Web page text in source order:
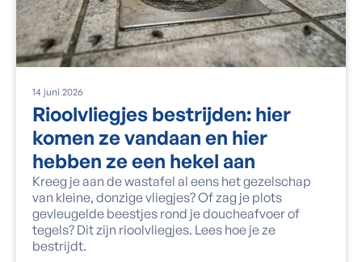
14 juni 2026
Rioolvliegjes bestrijden: hier
komen ze vandaan en hier
hebben ze een hekel aan
Kreeg je aan de wastafel al eens het gezelschap
van kleine, donzige vliegjes? Of zag je plots
gevleugelde beestjes rond je doucheafvoer of
tegels? Dit zijn rioolvliegjes. Lees hoe je ze
bestrijdt.